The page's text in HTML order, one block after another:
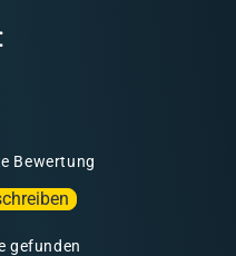
Bewertung
gefunden